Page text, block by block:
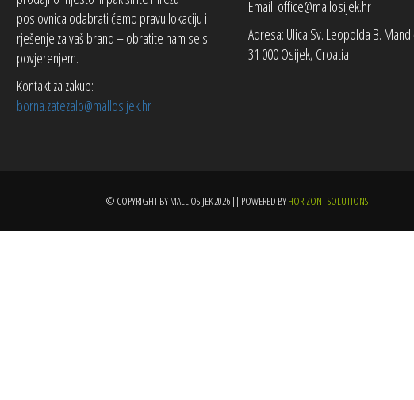
poslovnica odabrati ćemo pravu lokaciju i
rješenje za vaš brand – obratite nam se s
povjerenjem.
Kontakt za zakup:
borna.zatezalo@mallosijek.hr
Email: office@mallosijek.hr
Adresa: Ulica Sv. Leopolda B.
31 000 Osijek, Croatia
© COPYRIGHT BY MALL OSIJEK 2026 || POWERED BYHORIZONT SOLUTIONS